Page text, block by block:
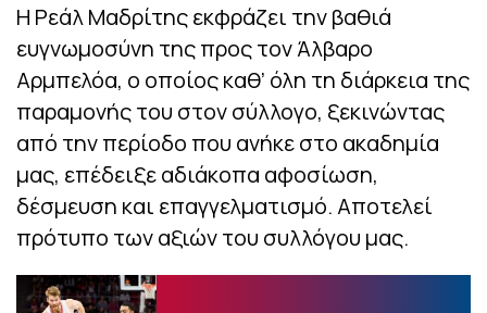
Η Ρεάλ Μαδρίτης εκφράζει την βαθιά
ευγνωμοσύνη της προς τον Άλβαρο
Αρμπελόα, ο οποίος καθ’ όλη τη διάρκεια της
παραμονής του στον σύλλογο, ξεκινώντας
από την περίοδο που ανήκε στο ακαδημία
μας, επέδειξε αδιάκοπα αφοσίωση,
δέσμευση και επαγγελματισμό. Αποτελεί
πρότυπο των αξιών του συλλόγου μας.